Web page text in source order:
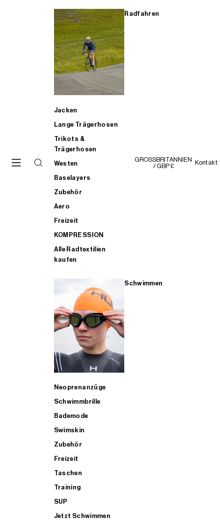
Radfahren
Jacken
Lange Trägerhosen
Trikots &
Trägerhosen
Westen
Baselayers
Zubehör
Aero
Freizeit
KOMPRESSION
Alle Radtextilien
kaufen
Schwimmen
Neoprenanzüge
Schwimmbrille
Bademode
Swimskin
Zubehör
Freizeit
Taschen
Training
SUP
Jetzt Schwimmen
GROSSBRITANNIEN
/ GBP £
Kontakt